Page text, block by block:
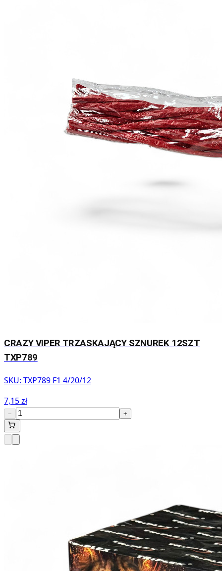
CRAZY VIPER TRZASKAJĄCY SZNUREK 12SZT
TXP789
SKU: TXP789 F1 4/20/12
7,15 zł
− +